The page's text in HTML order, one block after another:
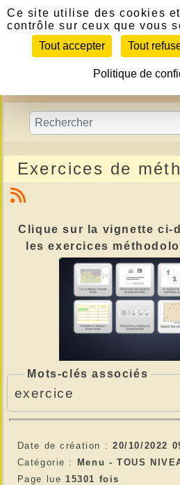
Exercices de
Clique sur la vignette ci-
les exercices
Mots-clés associés
exercice
Date de création : 20/10/2022
Catégorie :
Menu - TOUS
Page lue 15301 fois
Panneau de gestion des
Ce site utilise des cookies
contrôle sur ceux que vous
Tout accepter
Tout
Politique de